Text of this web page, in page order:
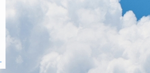
本校での勤務を
方へ